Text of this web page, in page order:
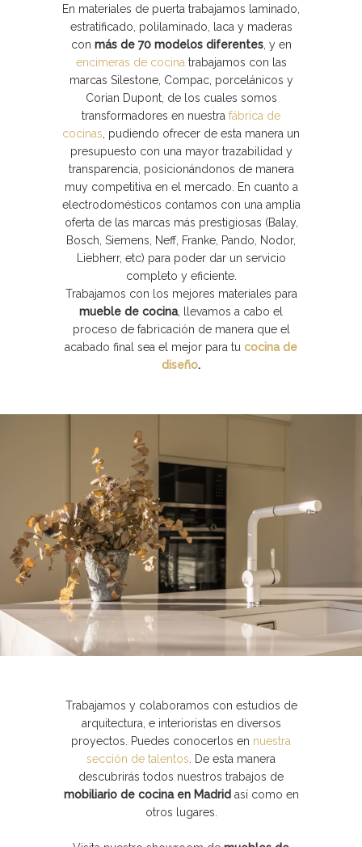
En materiales de puerta trabajamos laminado,
estratificado, polilaminado, laca y maderas
con más de 70 modelos diferentes, y en
encimeras de cocina trabajamos con las
marcas Silestone, Compac, porcelánicos y
Corian Dupont, de los cuales somos
transformadores en nuestra fábrica de
cocinas , pudiendo ofrecer de esta manera un
presupuesto con una mayor trazabilidad y
transparencia, posicionándonos de manera
muy competitiva en el mercado. En cuanto a
electrodomésticos contamos con una amplia
oferta de las marcas más prestigiosas (Balay,
Bosch, Siemens, Neff, Franke, Pando, Nodor,
Liebherr, etc) para poder dar un servicio
completo y eficiente.
Trabajamos con los mejores materiales para
mueble de cocina, llevamos a cabo el
proceso de fabricación de manera que el
acabado final sea el mejor para tu cocina de
diseño.
Trabajamos y colaboramos con estudios de
arquitectura, e interioristas en diversos
proyectos. Puedes conocerlos en nuestra
sección de talentos . De esta manera
descubrirás todos nuestros trabajos de
mobiliario de cocina en Madrid así como en
otros lugares.